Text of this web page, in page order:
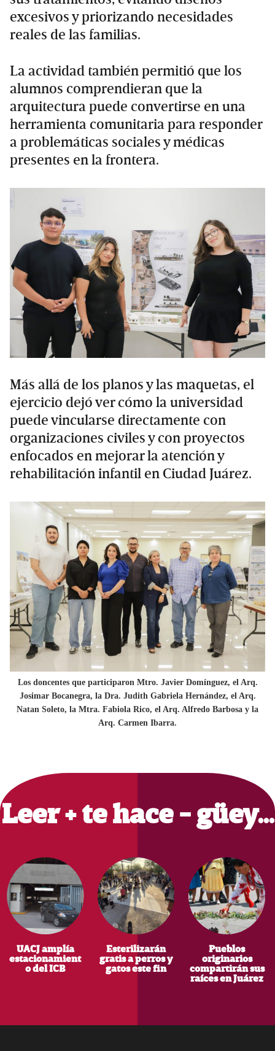
excesivos y priorizando necesidades
reales de las familias.
La actividad también permitió que los
alumnos comprendieran que la
arquitectura puede convertirse en una
herramienta comunitaria para responder
a problemáticas sociales y médicas
presentes en la frontera.
Más allá de los planos y las maquetas, el
ejercicio dejó ver cómo la universidad
puede vincularse directamente con
organizaciones civiles y con proyectos
enfocados en mejorar la atención y
rehabilitación infantil en Ciudad Juárez.
Los doncentes que participaron Mtro. Javier Domínguez, el Arq.
Josimar Bocanegra, la Dra. Judith Gabriela Hernández, el Arq.
Natan Soleto, la Mtra. Fabiola Rico, el Arq. Alfredo Barbosa y la
Arq. Carmen Ibarra.
Primary
Sidebar
Leer + te hace - güey…
UACJ amplía
estacionamient
o del ICB
Esterilizarán
gratis a perros y
gatos este fin
Pueblos
originarios
compartirán sus
raíces en Juárez